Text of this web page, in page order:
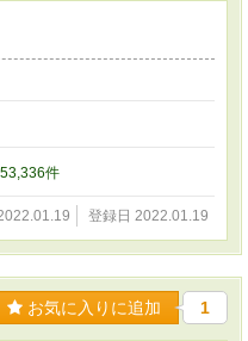
件
登録日 2022.01.19
お気に入りに追加 1